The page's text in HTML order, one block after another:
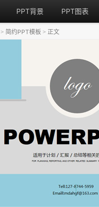
PPT背景 PPT图表
> 简约PPT模板 > 正文